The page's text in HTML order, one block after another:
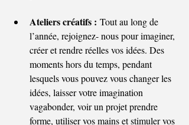
Ateliers créatifs : Tout au long de
l’année, rejoignez- nous pour imaginer,
créer et rendre réelles vos idées. Des
moments hors du temps, pendant
lesquels vous pouvez vous changer les
idées, laisser votre imagination
vagabonder, voir un projet prendre
forme, utiliser vos mains et stimuler vos